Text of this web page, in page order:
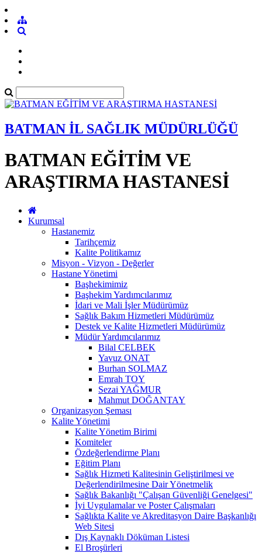
BATMAN İL SAĞLIK MÜDÜRLÜĞÜ
BATMAN EĞİTİM VE
ARAŞTIRMA HASTANESİ
Kurumsal
Hastanemiz
Tarihçemiz
Kalite Politikamız
Misyon - Vizyon - Değerler
Hastane Yönetimi
Başhekimimiz
Başhekim Yardımcılarımız
İdari ve Mali İşler Müdürümüz
Sağlık Bakım Hizmetleri Müdürümüz
Destek ve Kalite Hizmetleri Müdürümüz
Müdür Yardımcılarımız
Bilal CELBEK
Yavuz ONAT
Burhan SOLMAZ
Emrah TOY
Sezai YAĞMUR
Mahmut DOĞANTAY
Organizasyon Şeması
Kalite Yönetimi
Kalite Yönetim Birimi
Komiteler
Özdeğerlendirme Planı
Eğitim Planı
Sağlık Hizmeti Kalitesinin Geliştirilmesi ve
Değerlendirilmesine Dair Yönetmelik
Sağlık Bakanlığı "Çalışan Güvenliği Genelgesi"
İyi Uygulamalar ve Poster Çalışmaları
Sağlıkta Kalite ve Akreditasyon Daire Başkanlığı
Web Sitesi
Dış Kaynaklı Döküman Listesi
El Broşürleri